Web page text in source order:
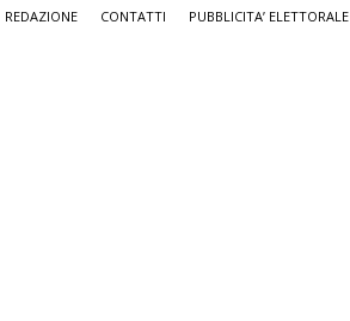
REDAZIONE CONTATTI PUBBLICITA’ ELETTORALE